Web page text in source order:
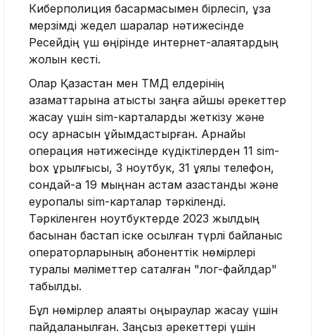
Киберполиция басқармасымен бірлесіп, ұзақ
мерзімді жедел шаралар нәтижесінде
Ресейдің үш өңірінде интернет-алаяқтардың
жолын кесті.
Олар Қазақстан мен ТМД елдерінің
азаматтарына қатысты заңға қайшы әрекеттер
жасау үшін sim-карталарды жеткізу және
қосу арнасын ұйымдастырған. Арнайы
операция нәтижесінде күдіктілерден 11 sim-
box құрылғысы, 3 ноутбук, 31 ұялы телефон,
сондай-ақ 19 мыңнан астам қазақстандық және
еуропалық sim-карталар тәркіленді.
Тәркіленген ноутбуктерде 2023 жылдың
басынан бастап іске қосылған түрлі байланыс
операторларының абоненттік нөмірлері
туралы мәліметтер сақталған "лог-файлдар"
табылды.
Бұл нөмірлер алаяқтық қоңыраулар жасау үшін
пайдаланылған. Заңсыз әрекеттері үшін